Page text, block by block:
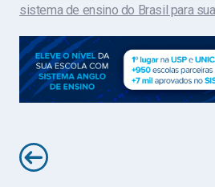
sistema de ensino do Brasil para